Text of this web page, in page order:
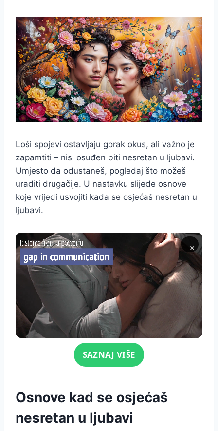
Loši spojevi ostavljaju gorak okus, ali važno je
zapamtiti – nisi osuđen biti nesretan u ljubavi.
Umjesto da odustaneš, pogledaj što možeš
uraditi drugačije. U nastavku slijede osnove
koje vrijedi usvojiti kada se osjećaš nesretan u
ljubavi.
×
Click for soundSAZNAJ VIŠE
Osnove kad se osjećaš
nesretan u ljubavi